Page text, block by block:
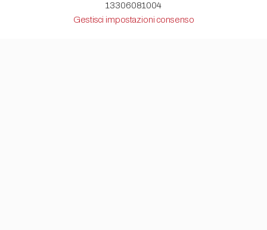
13306081004
Gestisci impostazioni consenso